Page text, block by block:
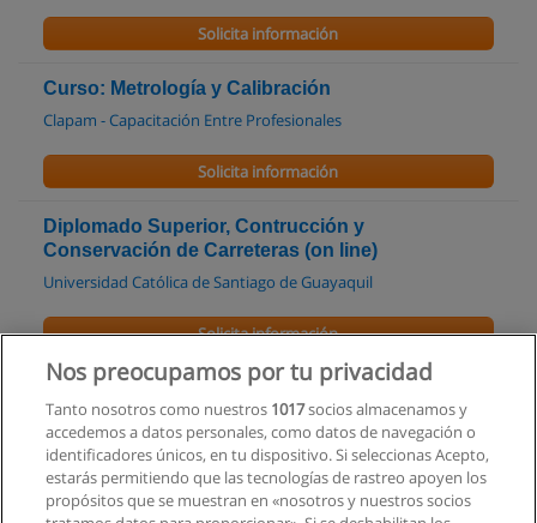
Solicita información
Curso: Metrología y Calibración
Clapam - Capacitación Entre Profesionales
Solicita información
Diplomado Superior, Contrucción y
Conservación de Carreteras (on line)
Universidad Católica de Santiago de Guayaquil
Solicita información
Ingenieria en Geologia
Escuela Superior Politécnica del Litoral
Solicita información
Nos preocupamos por tu privacidad
Tanto nosotros como nuestros 1017socios almacenamos y
accedemos a datos personales, como datos de navegación o
identificadores únicos, en tu dispositivo. Si seleccionas Acepto,
estarás permitiendo que las tecnologías de rastreo apoyen los
propósitos que se muestran en «nosotros y nuestros socios